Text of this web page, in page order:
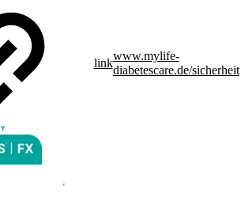
link
www.mylife-
diabetescare.de/sicherheit